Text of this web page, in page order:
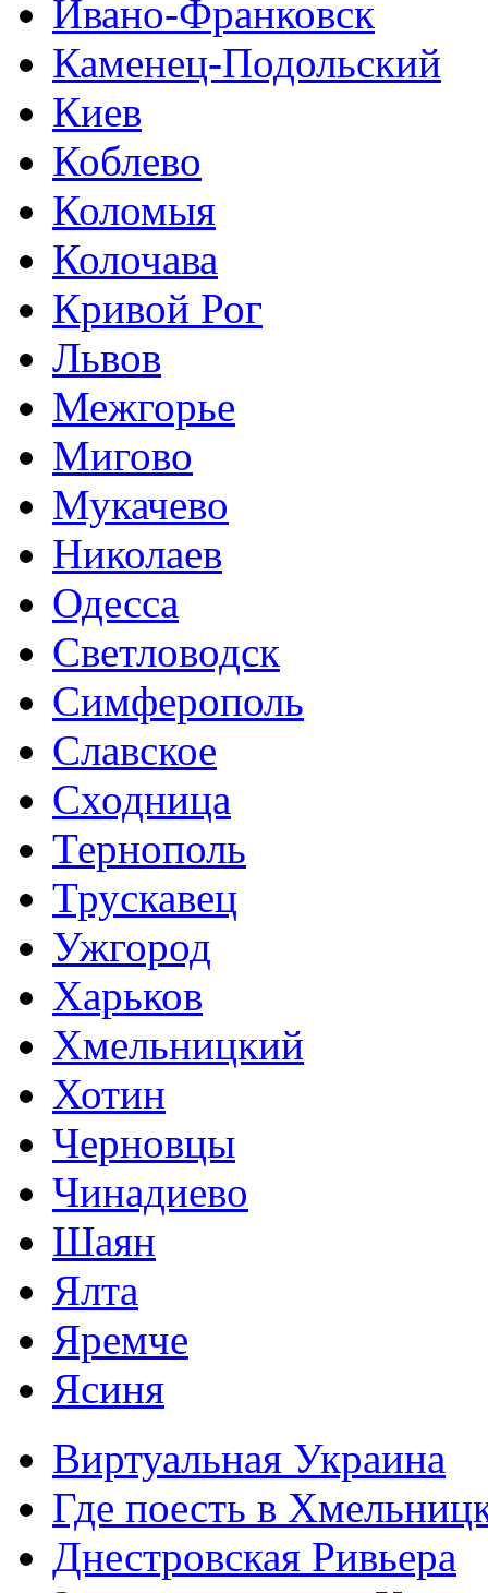
Ивано-Франковск
Каменец-Подольский
Киев
Коблево
Коломыя
Колочава
Кривой Рог
Львов
Межгорье
Мигово
Мукачево
Николаев
Одесса
Светловодск
Симферополь
Славское
Сходница
Тернополь
Трускавец
Ужгород
Харьков
Хмельницкий
Хотин
Черновцы
Чинадиево
Шаян
Ялта
Яремче
Ясиня
Виртуальная Украина
Где поесть в
Днестровская Ривьера